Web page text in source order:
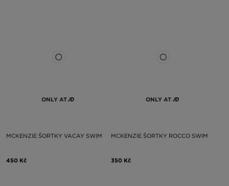
ONLY AT
MCKENZIE ŠORTKY VACAY SWIM
450 Kč
ONLY AT
MCKENZIE ŠORTKY ROCCO SWIM
350 Kč